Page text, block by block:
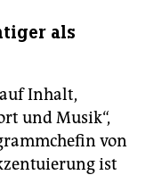
als
Inhalt,
und Musik“,
von
ist